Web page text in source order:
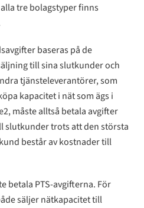
tre bolagstyper finns
baseras på de
till sina slutkunder och
tjänsteleverantörer, som
kapacitet i nät som ägs i
måste alltså betala avgifter
slutkunder trots att den största
består av kostnader till
betala PTS-avgifterna. För
säljer nätkapacitet till